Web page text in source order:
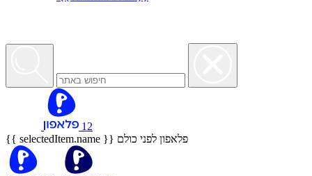
12
{{ selectedItem.name }} פלאפון לפני כולם